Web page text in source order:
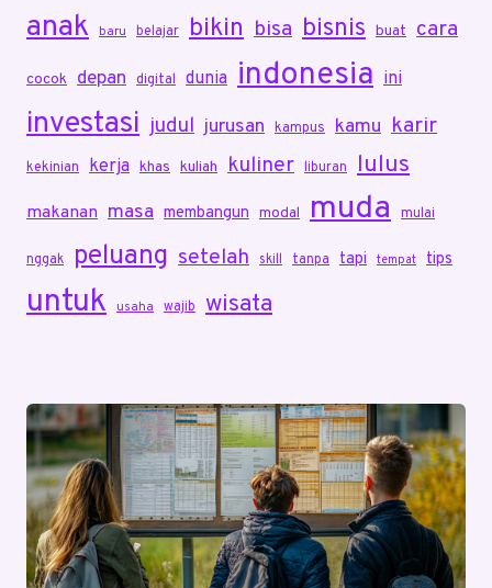
anak baru belajar bikin bisa bisnis buat cara
cocok depan digital dunia indonesia ini
investasi judul jurusan kampus kamu karir
kekinian kerja khas kuliah kuliner liburan lulus
makanan masa membangun modal muda mulai
nggak peluang setelah skill tanpa tapi tempat tips
untuk usaha wajib wisata